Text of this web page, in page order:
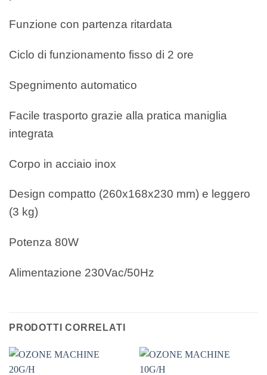
Funzione con partenza ritardata
Ciclo di funzionamento fisso di 2 ore
Spegnimento automatico
Facile trasporto grazie alla pratica maniglia
integrata
Corpo in acciaio inox
Design compatto (260x168x230 mm) e leggero
(3 kg)
Potenza 80W
Alimentazione 230Vac/50Hz
PRODOTTI CORRELATI